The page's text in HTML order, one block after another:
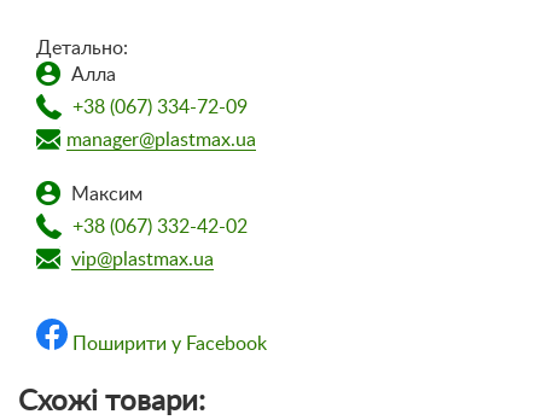
Детально:
Алла
+38 (067) 334-72-09
manager@plastmax.ua
Максим
+38 (067) 332-42-02
vip@plastmax.ua
Поширити у Facebook
Схожі товари: